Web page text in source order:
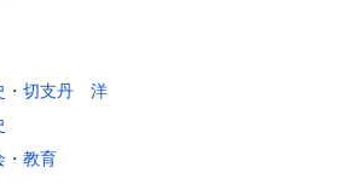
・切支丹 洋
・教育